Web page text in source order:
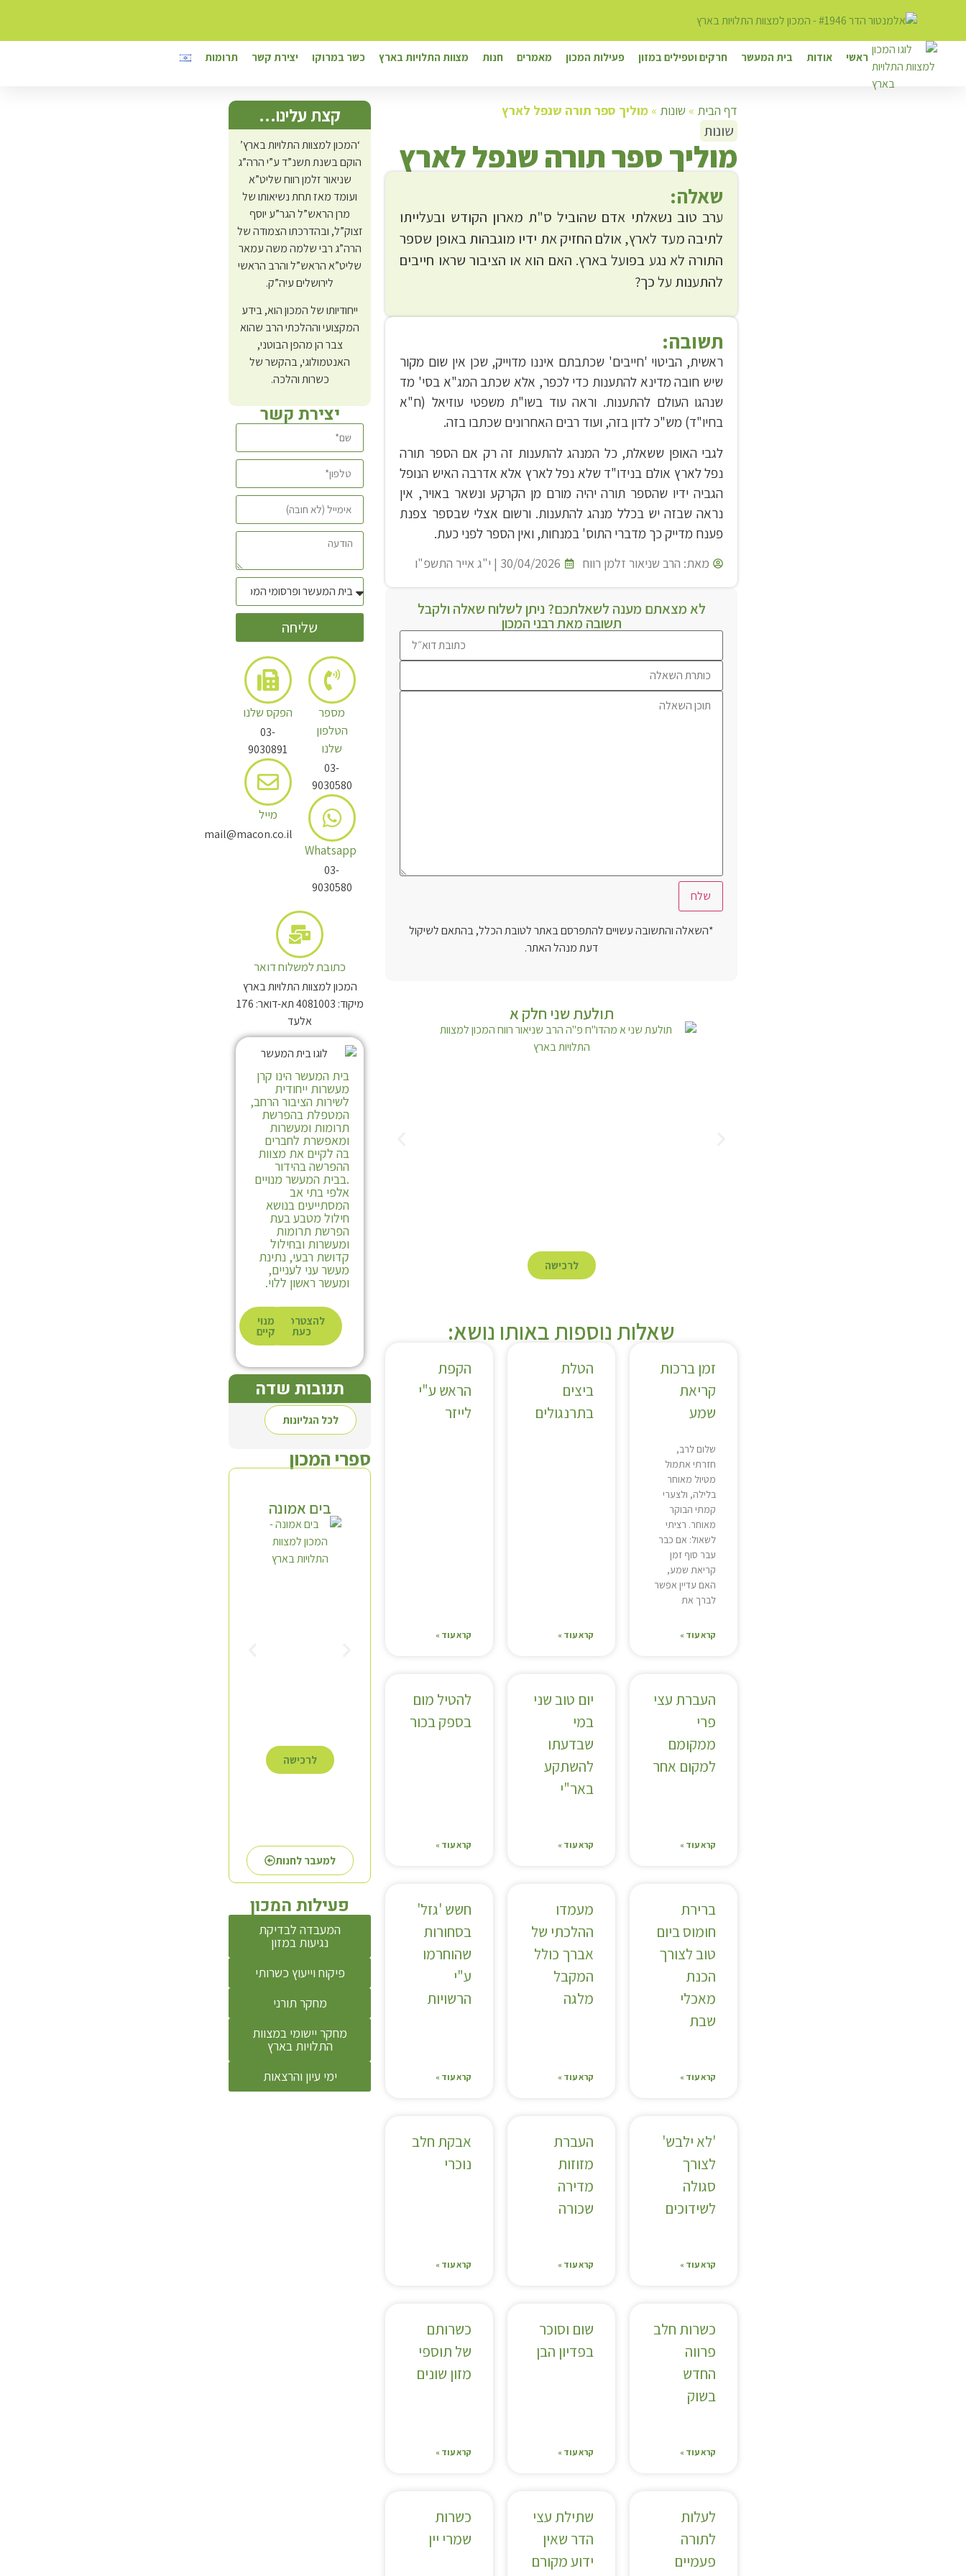
ראשי אודות בית המעשר חרקים וטפילים במזון פעילות המכון מאמרים חנות מצוות התלויות בארץ כשר במרוקו יצירת קשר תרומות
דף הבית » שונות » מוליך ספר תורה שנפל לארץ
שונות
מוליך ספר תורה שנפל לארץ
שאלה:
ערב טוב נשאלתי אדם שהוביל ס"ת מארון הקודש ובעלייתו
לתיבה מעד לארץ, אולם החזיק את ידיו מוגבהות באופן שספר
התורה לא נגע בפועל בארץ. האם הוא או הציבור שראו חייבים
להתענות על כך?
תשובה:
ראשית, הביטוי 'חייבים' שכתבתם איננו מדוייק, שכן אין שום מקור
שיש חובה מדינא להתענות כדי לכפר, אלא שכתב המג"א בסי' מד
שנהגו העולם להתענות. וראה עוד בשו"ת משפטי עוזיאל (ח"א
בחיו"ד) מש"כ לדון בזה, ועוד רבים האחרונים שכתבו בזה.
לגבי האופן ששאלת, כל המנהג להתענות זה רק אם הספר תורה
נפל לארץ אולם בנידו"ד שלא נפל לארץ אלא אדרבה האיש הנופל
הגביה ידיו שהספר תורה יהיה מורם מן הקרקע ונשאר באויר, אין
נראה שבזה יש בכלל מנהג להתענות. ורשום אצלי שבספר צפנת
פענח מדייק כך מדברי התוס' במנחות, ואין הספר לפני כעת.
מאת: הרב שניאור זלמן רווח 30/04/2026 | י"ג אייר התשפ"ו
לא מצאתם מענה לשאלתכם? ניתן לשלוח שאלה ולקבל
תשובה מאת רבני המכון
*השאלה והתשובה עשויים להתפרסם באתר לטובת הכלל, בהתאם לשיקול
דעת מנהל האתר.
תולעת שני חלק א
לרכישה
תולעת שני חלק ב
שאלות נוספות באותו נושא:
זמן ברכות
קריאת
שמע
שלום לרב,
חזרתי אתמול
מטיול מאוחר
בלילה, ולצערי
קמתי הבוקר
מאוחר. רציתי
לשאול: אם כבר
עבר סוף זמן
קריאת שמע,
האם עדיין אפשר
לברך את
קרא עוד »
הטלת
ביצים
בתרנגולים
קרא עוד »
הקפת
הראש ע"י
לייזר
קרא עוד »
העברת עצי
פרי
ממקומם
למקום אחר
קרא עוד »
יום טוב שני
במי
שבדעתו
להשתקע
באר"י
קרא עוד »
להטיל מום
בספק בכור
קרא עוד »
ברירת
חומוס ביום
טוב לצורך
הכנת
מאכלי
שבת
קרא עוד »
מעמדו
ההלכתי של
אברך כולל
המקבל
מלגה
קרא עוד »
חשש 'גזל'
בסחורות
שהוחרמו
ע"י
הרשויות
קרא עוד »
'לא ילבש'
לצורך
סגולה
לשידוכים
קרא עוד »
העברת
מזוזות
מדירה
שכורה
קרא עוד »
אבקת חלב
נוכרי
קרא עוד »
כשרות חלב
פרווה
החדש
בשוק
קרא עוד »
שום וסוכר
בפדיון הבן
קרא עוד »
כשרותם
של תוספי
מזון שונים
קרא עוד »
לעלות
לתורה
פעמיים
שתילת עצי
הדר שאין
ידוע מקורם
כשרות
שמרי יין
קצת עלינו…
‘המכון למצוות התלויות בארץ’
הוקם בשנת תשנ”ד ע”י הרה”ג
שניאור זלמן רווח שליט”א
ועומד מאז תחת נשיאותו של
מרן הראש”ל הגר”ע יוסף
זצוק”ל, ובהדרכתו הצמודה של
הרה”ג רבי שלמה משה עמאר
שליט”א הראש”ל והרב הראשי
לירושלים עיה”ק.
ייחודיותו של המכון הוא, בידע
המקצועי וההלכתי הרב שהוא
צבר הן מהפן הבוטני,
האנטמולוגי, בהקשר של
כשרות והלכה.
יצירת קשר
שליחה
מספר
הטלפון
שלנו
03-
9030580
Whatsapp
03-
9030580
הפקס שלנו
03-
9030891
מייל
mail@macon.co.il
כתובת למשלוח דואר
המכון למצוות התלויות בארץ
מיקוד: 4081003 תא-דואר: 176
אלעד
בית המעשר הינו קרן
מעשרות ייחודית
לשירות הציבור הרחב,
המטפלת בהפרשת
תרומות ומעשרות
ומאפשרת לחברים
בה לקיים את מצוות
ההפרשה בהידור
.בבית המעשר מנויים
אלפי בתי אב
המסתייעים בנושא
חילול מטבע בעת
הפרשת תרומות
ומעשרות ובחילול
קדושת רבעי, נתינת
מעשר עני לעניים,
ומעשר ראשון ללוי.
להצטרפות
כעת
מנוי
קיים
תנובות שדה
לכל הגליונות
ספרי המכון
בים אמונה
לרכישה
למעבר לחנות
פעילות המכון
המעבדה לבדיקת
נגיעות במזון
פיקוח וייעוץ כשרותי
מחקר תורני
מחקר יישומי במצוות
התלויות בארץ
ימי עיון והרצאות